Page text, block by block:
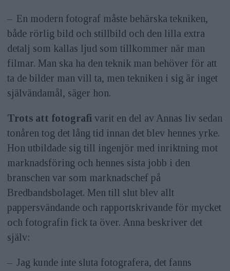
– En modern fotograf måste behärska tekniken,
både rörlig bild och stillbild och den lilla extra
detalj som kallas ljud som tillkommer när man
filmar. Man ska ha den teknik man behöver för att
ta de bilder man vill ta, men tekniken i sig är inget
självändamål, säger hon.
Trots att fotografi varit en del av Annas liv sedan
tonåren tog det lång tid innan det blev hennes yrke.
Hon utbildade sig till ingenjör med inriktning mot
marknadsföring och hennes sista jobb i den
branschen var som marknadschef på
Bredbandsbolaget. Men till slut blev allt
pappersvändande och rapportskrivande för mycket
och fotografin fick ta över. Anna beskriver det
själv:
– Jag kunde inte sluta fotografera, det fanns